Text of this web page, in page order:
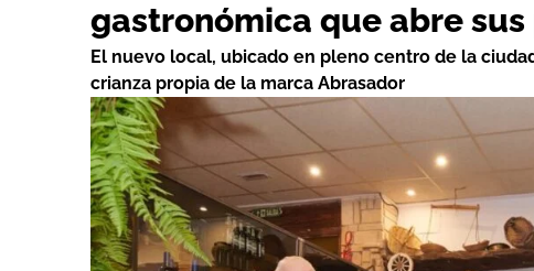
gastronómica que abre
El nuevo local, ubicado en pleno centro de la
crianza propia de la marca Abrasador